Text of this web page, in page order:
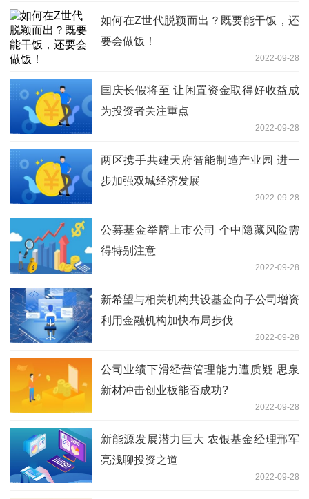
如何在Z世代脱颖而出？既要能干饭，还
要会做饭！
2022-09-28
国庆长假将至 让闲置资金取得好收益成
为投资者关注重点
2022-09-28
两区携手共建天府智能制造产业园 进一
步加强双城经济发展
2022-09-28
公募基金举牌上市公司 个中隐藏风险需
得特别注意
2022-09-28
新希望与相关机构共设基金向子公司增资
利用金融机构加快布局步伐
2022-09-28
公司业绩下滑经营管理能力遭质疑 思泉
新材冲击创业板能否成功?
2022-09-28
新能源发展潜力巨大 农银基金经理邢军
亮浅聊投资之道
2022-09-28